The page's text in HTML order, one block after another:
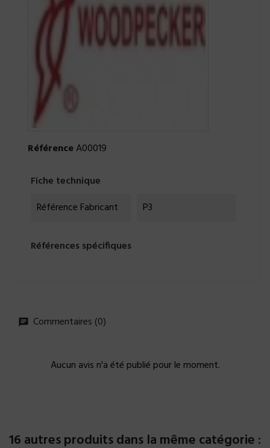
RéférenceA00019
Fiche technique
Référence Fabricant
P3
Références spécifiques
Commentaires (0)
Aucun avis n'a été publié pour le moment.
16 autres produits dans la même catégorie :